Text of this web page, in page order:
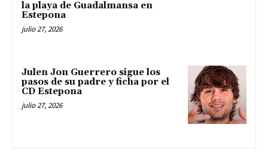
la playa de Guadalmansa en
Estepona
julio 27, 2026
Julen Jon Guerrero sigue los
pasos de su padre y ficha por el
CD Estepona
julio 27, 2026